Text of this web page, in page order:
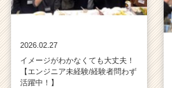
2026.02.27
イメージがわかなくても大丈夫！
【エンジニア未経験/経験者問わず
活躍中！】